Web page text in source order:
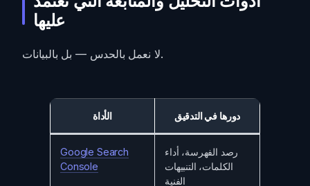
عليها
لا نعمل بالحدس — بل بالبيانات.
الأداة دورها في التدقيق
Google Search
Console
رصد الفهرسة، أداء
الكلمات، التنبيهات
الفنية